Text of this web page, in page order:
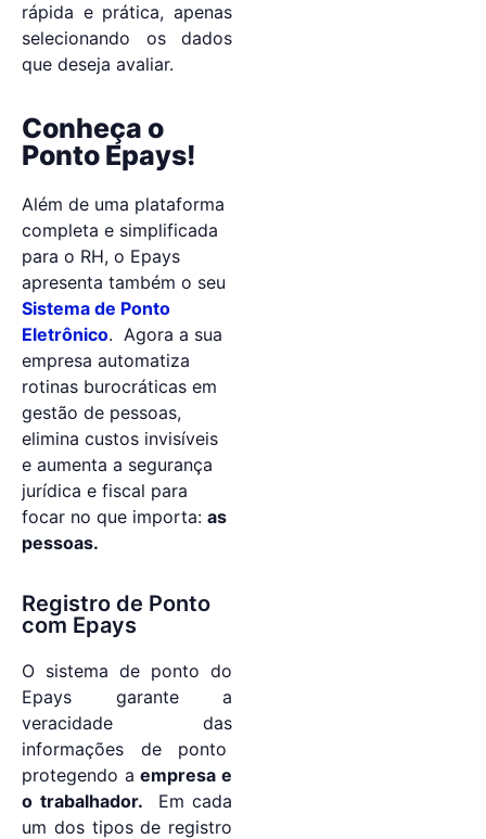
rápida e prática, apenas
selecionando os dados
que deseja avaliar.
Conheça o
Ponto Epays!
Além de uma plataforma
completa e simplificada
para o RH, o Epays
apresenta também o seu
Sistema de Ponto
Eletrônico. Agora a sua
empresa automatiza
rotinas burocráticas em
gestão de pessoas,
elimina custos invisíveis
e aumenta a segurança
jurídica e fiscal para
focar no que importa: as
pessoas.
Registro de Ponto
com Epays
O sistema de ponto do
Epays garante a
veracidade das
informações de ponto
protegendo aempresa e
o trabalhador.
Em cada
um dos tipos de registro